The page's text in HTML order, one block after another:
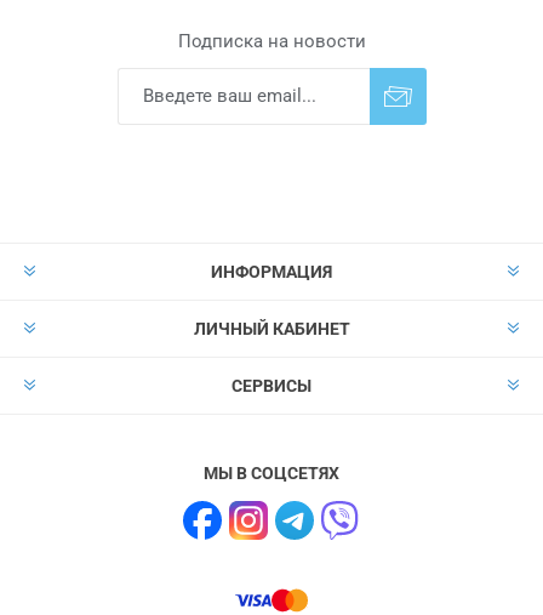
Подписка на новости
ИНФОРМАЦИЯ
ЛИЧНЫЙ КАБИНЕТ
СЕРВИСЫ
МЫ В СОЦСЕТЯХ